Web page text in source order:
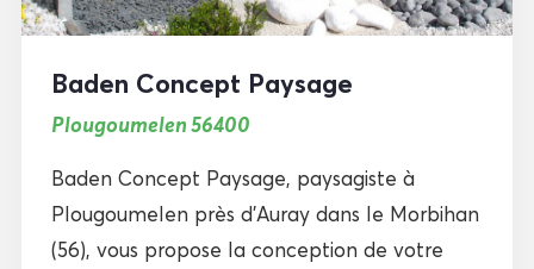
Baden Concept Paysage
Plougoumelen 56400
Baden Concept Paysage, paysagiste à
Plougoumelen près d’Auray dans le Morbihan
(56), vous propose la conception de votre